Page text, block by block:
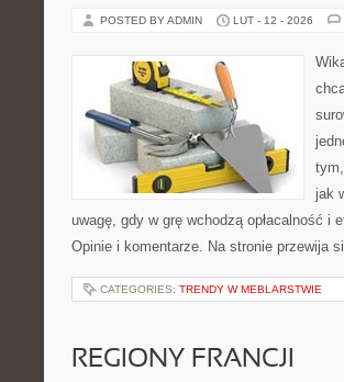
POSTED BY ADMIN LUT - 12 - 2026
jak
uwagę, gdy w grę wchodzą opłacalność i
Opinie i komentarze. Na stronie przewija
CATEGORIES: TRENDY W MEBLARSTWIE
REGIONY FRANCJI